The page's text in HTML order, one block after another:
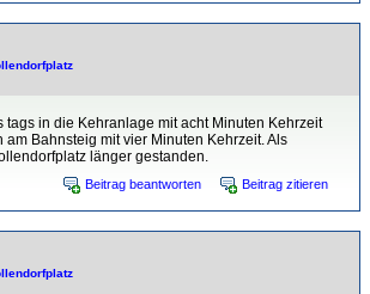
tags in die Kehranlage mit acht Minuten Kehrzeit
am Bahnsteig mit vier Minuten Kehrzeit. Als
länger gestanden.
Beitrag beantworten Beitrag zitieren